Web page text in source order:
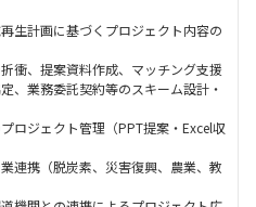
生計画に基づくプロジェクト内容の
衝、提案資料作成、マッチング支援
、業務委託契約等のスキーム設計・
ロジェクト管理（PPT提案・Excel収
連携（脱炭素、災害復興、農業、教